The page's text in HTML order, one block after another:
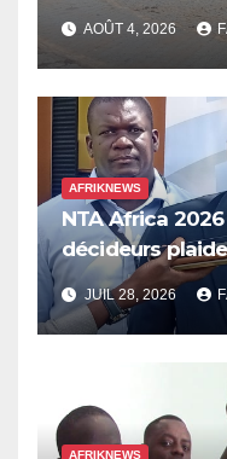
les dépenses
AOÛT 4, 2026
AFRIKNEWS
NTA Africa
décideurs
prise en compte
en Afrique
JUIL 28, 2026
AFRIKNEWS